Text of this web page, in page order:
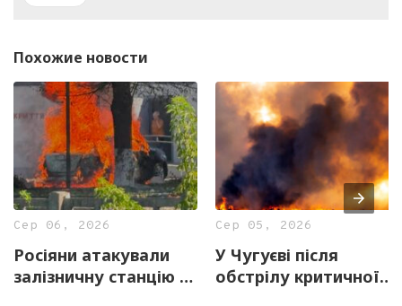
Похожие новости
Сер 06, 2026
Росіяни атакували
залізничну станцію в
Сер 05, 2026
У Чугуєві після
обстрілу критичної